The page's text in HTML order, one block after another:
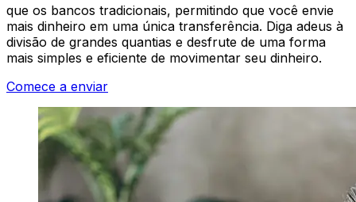
que os bancos tradicionais, permitindo que você envie
mais dinheiro em uma única transferência. Diga adeus à
divisão de grandes quantias e desfrute de uma forma
mais simples e eficiente de movimentar seu dinheiro.
Comece a enviar